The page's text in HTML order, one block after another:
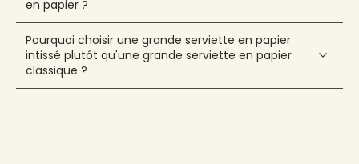
en papier ?
Pourquoi choisir une grande serviette en papier
intissé plutôt qu'une grande serviette en papier
classique ?